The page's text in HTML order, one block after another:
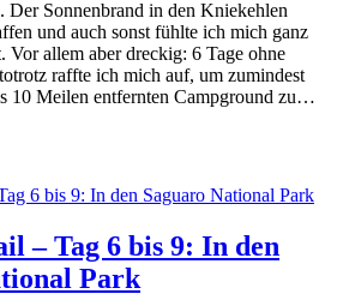
Der Sonnenbrand in den Kniekehlen
und auch sonst fühlte ich mich ganz
Vor allem aber dreckig: 6 Tage ohne
raffte ich mich auf, um zumindest
10 Meilen entfernten Campground zu…
– Tag 6 bis 9: In den
Park